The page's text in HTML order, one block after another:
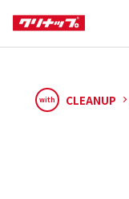
with CLEANUP